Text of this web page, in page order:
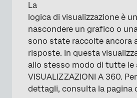
La
logica di visualizzazione è
nascondere un grafico o
sono state raccolte ancora
risposte. In questa
allo stesso modo di tutte le
VISUALIZZAZIONI A 360.
dettagli, consulta la pagina